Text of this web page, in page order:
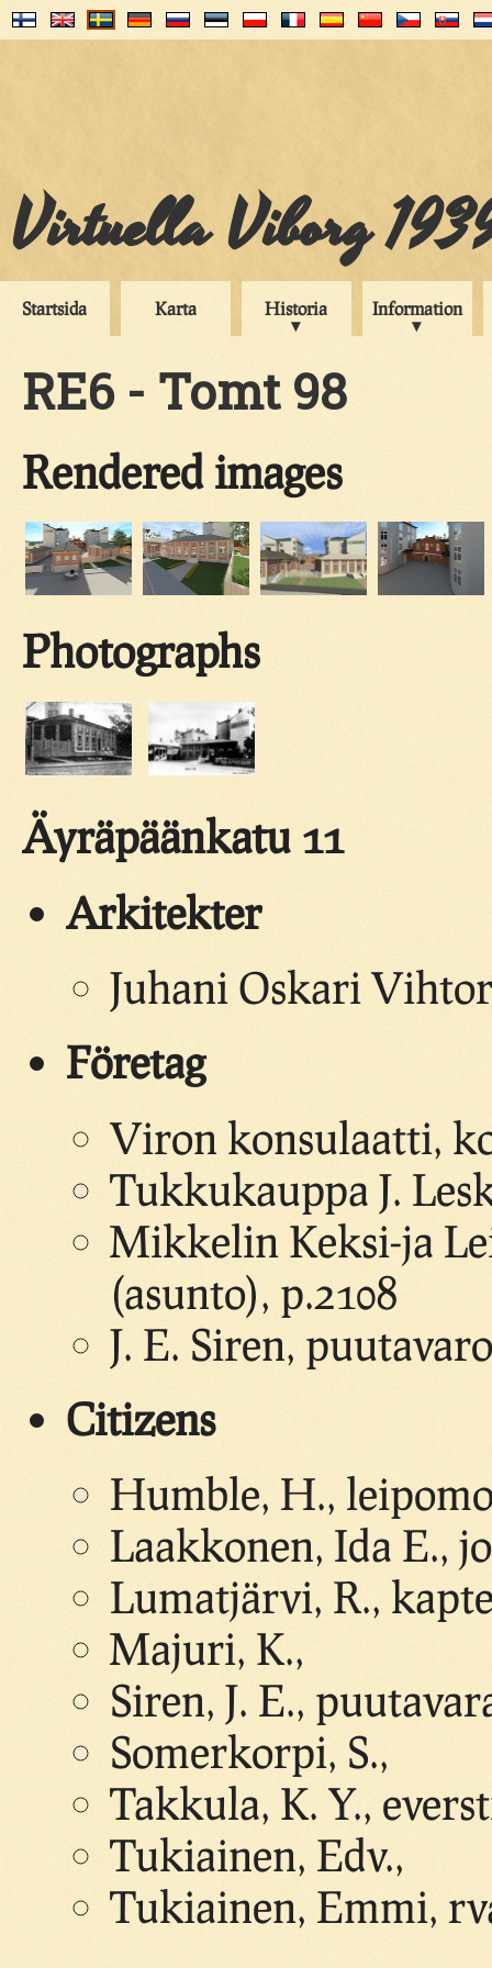
Virtuella Viborg
Startsida Karta Historia Information
RE6 - Tomt 98
Rendered images
Photographs
Äyräpäänkatu 11
Arkitekter
Juhani Oskari
Företag
Viron konsulaatti,
Tukkukauppa J.
Mikkelin Keksi-ja
(asunto), p.2108
J. E. Siren,
Citizens
Humble, H.,
Laakkonen, Ida E.,
Lumatjärvi, R.,
Majuri, K.,
Siren, J. E.,
Somerkorpi, S.,
Takkula, K. Y.,
Tukiainen, Edv.,
Tukiainen, Emmi,